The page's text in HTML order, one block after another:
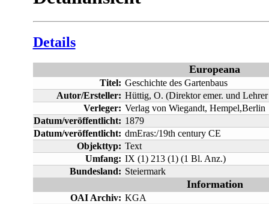
Details
Europeana
Titel: Geschichte des Gartenbaus
Autor/Ersteller: Hüttig, O. (Direktor emer. und Lehrer
Verleger: Verlag von Wiegandt, Hempel,Berlin
Datum/veröffentlicht: 1879
Datum/veröffentlicht: dmEras:/19th century CE
Objekttyp: Text
Umfang: IX (1) 213 (1) (1 Bl. Anz.)
Bundesland: Steiermark
Information
OAI Archiv: KGA